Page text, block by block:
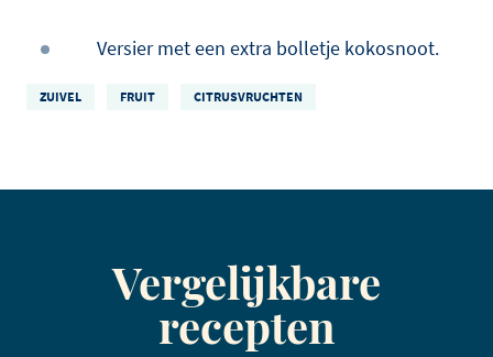
Versier met een extra bolletje kokosnoot.
ZUIVEL FRUIT CITRUSVRUCHTEN
Vergelijkbare
recepten